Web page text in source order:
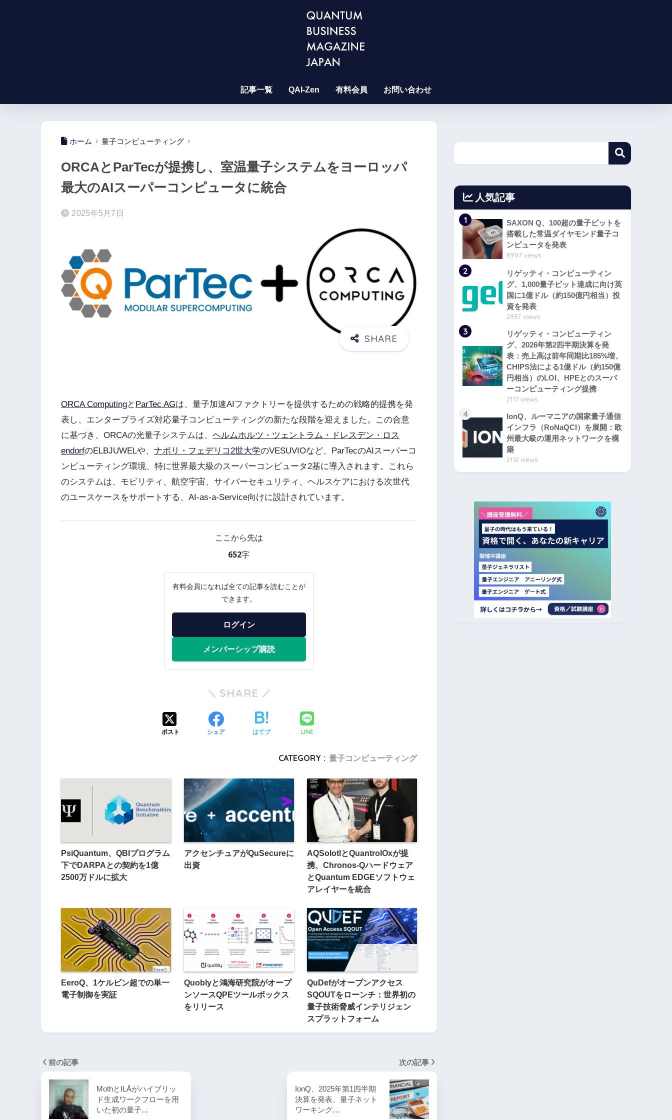
記事一覧 QAI-Zen 有料会員 お問い合わせ
ホーム 量子コンピューティング
ORCAとParTecが提携し、室温量子システムをヨーロッパ
最大のAIスーパーコンピュータに統合
2025年5月7日
ORCA Computingと ParTec AGは、量子加速AIファクトリーを提供するための戦略的提携を発
表し、エンタープライズ対応量子コンピューティングの新たな段階を迎えました。この合意
に基づき、ORCAの光量子システムは、 ヘルムホルツ・ツェントラム・ドレスデン・ロス
endorfのELBJUWELや、 ナポリ・フェデリコ2世大学のVESUVIOなど、ParTecのAIスーパーコ
ンピューティング環境、特に世界最大級のスーパーコンピュータ2基に導入されます。これら
のシステムは、モビリティ、航空宇宙、サイバーセキュリティ、ヘルスケアにおける次世代
のユースケースをサポートする、AI-as-a-Service向けに設計されています。
ここから先は
652字
有料会員になれば全ての記事を読むことが
できます。
ログイン
メンバーシップ購読
SHARE
ポスト シェア はてブ LINE
CATEGORY : 量子コンピューティング
PsiQuantum、QBIプログラム
下でDARPAとの契約を1億
2500万ドルに拡大
アクセンチュアがQuSecureに
出資
AQSolotlとQuantrolOxが提
携、Chronos-Qハードウェア
とQuantum EDGEソフトウェ
アレイヤーを統合
EeroQ、1ケルビン超での単一
電子制御を実証
Quoblyと鴻海研究院がオープ
ンソースQPEツールボックス
をリリース
QuDefがオープンアクセス
SQOUTをローンチ：世界初の
量子技術脅威インテリジェン
スプラットフォーム
前の記事
MothとILĀがハイブリッ
ド生成ワークフローを用
いた初の量子…
次の記事
IonQ、2025年第1四半期
決算を発表、量子ネット
ワーキング…
人気記事
1
SAXON Q、100超の量子ビットを
搭載した常温ダイヤモンド量子コ
ンピュータを発表
8997 views
2
リゲッティ・コンピューティン
グ、1,000量子ビット達成に向け英
国に1億ドル（約150億円相当）投
資を発表
2937 views
3
リゲッティ・コンピューティン
グ、2026年第2四半期決算を発
表：売上高は前年同期比185%増、
CHIPS法による1億ドル（約150億
円相当）のLOI、HPEとのスーパ
ーコンピューティング提携
2117 views
4
IonQ、ルーマニアの国家量子通信
インフラ（RoNaQCI）を展開：欧
州最大級の運用ネットワークを構
築
2112 views